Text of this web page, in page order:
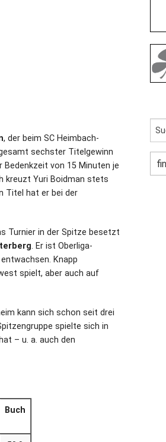
, der beim SC Heimbach-
sechster Titelgewinn
von 15 Minuten je
kreuzt Yuri Boidman stets
Titel hat er bei der
Turnier in der Spitze besetzt
. Er ist Oberliga-
Knapp
spielt, aber auch auf
kann sich schon seit drei
spielte sich in
– u. a. auch den
Buch